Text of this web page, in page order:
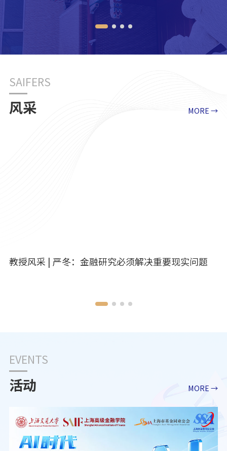
SAIFERS
风采 MORE →
教授风采 | 严冬：金融研究必须解决重要现实问题
EVENTS
活动 MORE →